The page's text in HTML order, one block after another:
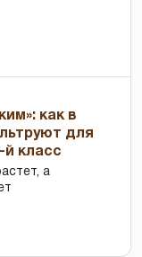
как в
для
й класс
а